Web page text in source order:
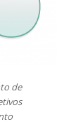
de